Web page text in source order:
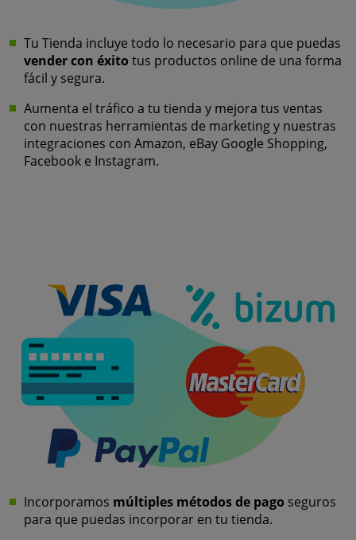
Tu Tienda incluye todo lo necesario para que puedas
vender con éxito tus productos online de una forma
fácil y segura.
Aumenta el tráfico a tu tienda y mejora tus ventas
con nuestras herramientas de marketing y nuestras
integraciones con Amazon, eBay Google Shopping,
Facebook e Instagram.
Incorporamos múltiples métodos de pago seguros
para que puedas incorporar en tu tienda.